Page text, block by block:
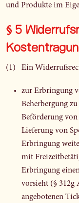
und Produkte im
§ 5
(1) Ein
zur Erbringung
Beherbergung
Beförderung
Lieferung von
Erbringung
mit
Erbringung
vorsieht (§ 312g
angebotenen